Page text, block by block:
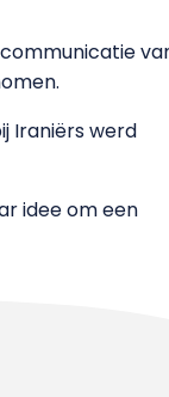
Iraniërs werd
idee om een